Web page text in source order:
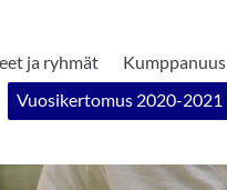
ja ryhmät
Kumppanuus
Vuosikertomus 2020-2021